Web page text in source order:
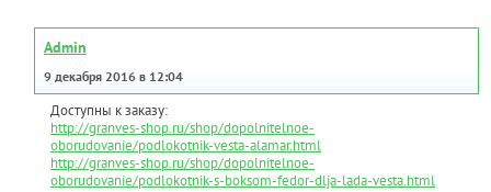
Admin
9 декабря 2016 в 12:04
Доступны к заказу:
http://granves-shop.ru/shop/dopolnitelnoe-
oborudovanie/podlokotnik-vesta-alamar.html
http://granves-shop.ru/shop/dopolnitelnoe-
oborudovanie/podlokotnik-s-boksom-fedor-dlja-lada-vesta.html